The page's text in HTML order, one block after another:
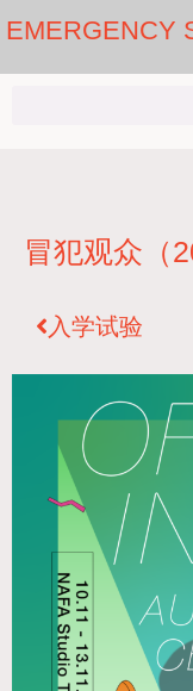
EMERGENCY
冒犯观众（
入学试验